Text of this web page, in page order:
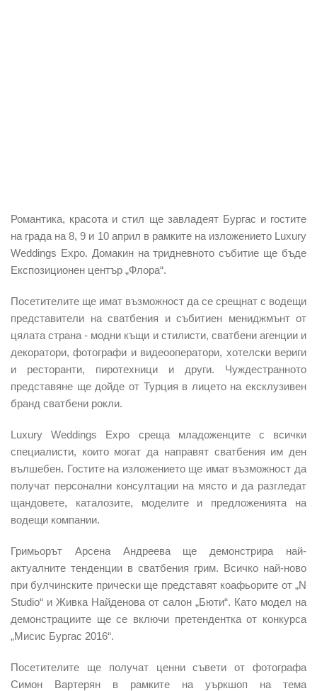
Романтика, красота и стил ще завладеят Бургас и гостите
на града на 8, 9 и 10 април в рамките на изложението Luxury
Weddings Expo. Домакин на тридневното събитие ще бъде
Експозиционен център „Флора“.
Посетителите ще имат възможност да се срещнат с водещи
представители на сватбения и събитиен мениджмънт от
цялата страна - модни къщи и стилисти, сватбени агенции и
декоратори, фотографи и видеооператори, хотелски вериги
и ресторанти, пиротехници и други. Чуждестранното
представяне ще дойде от Турция в лицето на ексклузивен
бранд сватбени рокли.
Luxury Weddings Expo среща младоженците с всички
специалисти, които могат да направят сватбения им ден
вълшебен. Гостите на изложението ще имат възможност да
получат персонални консултации на място и да разгледат
щандовете, каталозите, моделите и предложенията на
водещи компании.
Гримьорът Арсена Андреева ще демонстрира най-
актуалните тенденции в сватбения грим. Всичко най-ново
при булчинските прически ще представят коафьорите от „N
Studio“ и Живка Найденова от салон „Бюти“. Като модел на
демонстрациите ще се включи претендентка от конкурса
„Мисис Бургас 2016“.
Посетителите ще получат ценни съвети от фотографа
Симон Вартерян в рамките на уъркшоп на тема